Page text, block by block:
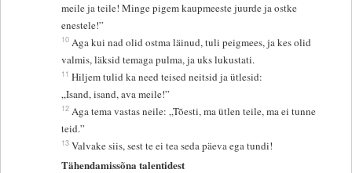
meile ja teile! Minge pigem kaupmeeste juurde ja ostke
enestele!”
10 Aga kui nad olid ostma läinud, tuli peigmees, ja kes olid
valmis, läksid temaga pulma, ja uks lukustati.
11 Hiljem tulid ka need teised neitsid ja ütlesid:
„Isand, isand, ava meile!”
12 Aga tema vastas neile: „Tõesti, ma ütlen teile, ma ei tunne
teid.”
13 Valvake siis, sest te ei tea seda päeva ega tundi!
Tähendamissõna talentidest